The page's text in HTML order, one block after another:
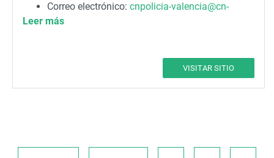
Correo electrónico: cnpolicia-valencia@cn-
valencia.org
Leer más
VISITAR SITIO